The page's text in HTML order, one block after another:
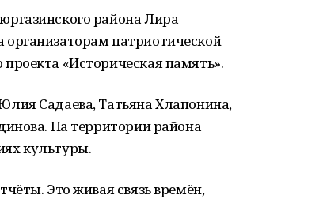
района Лира
организаторам патриотической
«Историческая память».
Садаева, Татьяна Хлапонина,
На территории района
культуры.
Это живая связь времён,